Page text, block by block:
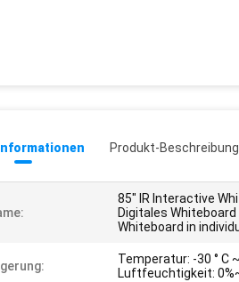
Produkt-Beschreibung
85" IR Interactive
Digitales
Whiteboard in
Temperatur: -30 ° C
Luftfeuchtigkeit: